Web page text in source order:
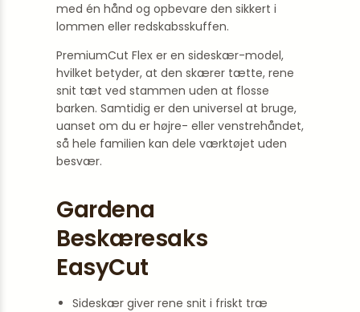
med én hånd og opbevare den sikkert i
lommen eller redskabsskuffen.
PremiumCut Flex er en sideskær-model,
hvilket betyder, at den skærer tætte, rene
snit tæt ved stammen uden at flosse
barken. Samtidig er den universel at bruge,
uanset om du er højre- eller venstrehåndet,
så hele familien kan dele værktøjet uden
besvær.
Gardena
Beskæresaks
EasyCut
Sideskær giver rene snit i friskt træ